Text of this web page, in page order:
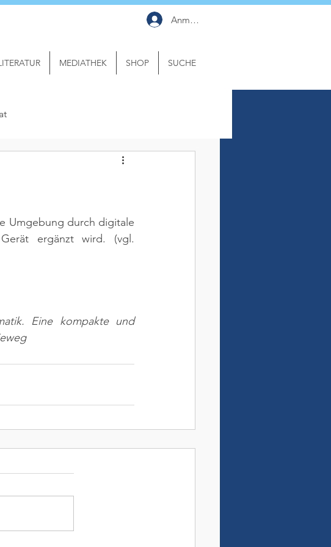
Anmelden
MEDIATHEK SHOP SUCHE
Umgebung durch digitale
ergänzt wird. (vgl.
Eine kompakte und